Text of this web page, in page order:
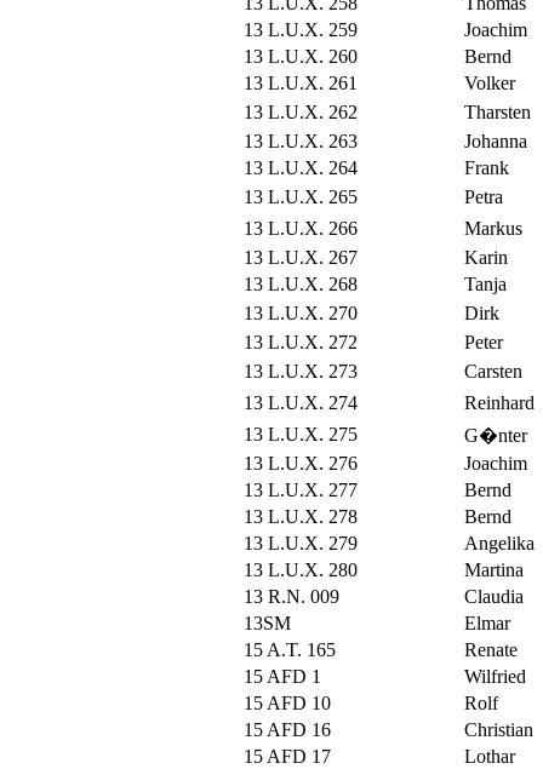
13 L.U.X. 259
Joachim
13 L.U.X. 260
Bernd
13 L.U.X. 261
Volker
13 L.U.X. 262
Tharsten
13 L.U.X. 263
Johanna
13 L.U.X. 264
Frank
13 L.U.X. 265
Petra
13 L.U.X. 266
Markus
13 L.U.X. 267
Karin
13 L.U.X. 268
Tanja
13 L.U.X. 270
Dirk
13 L.U.X. 272
Peter
13 L.U.X. 273
Carsten
13 L.U.X. 274
Reinhard
13 L.U.X. 275
G�nter
13 L.U.X. 276
Joachim
13 L.U.X. 277
Bernd
13 L.U.X. 278
Bernd
13 L.U.X. 279
Angelika
13 L.U.X. 280
Martina
13 R.N. 009
Claudia
13SM
Elmar
15 A.T. 165
Renate
15 AFD 1
Wilfried
15 AFD 10
Rolf
15 AFD 16
Christian
15 AFD 17
Lothar